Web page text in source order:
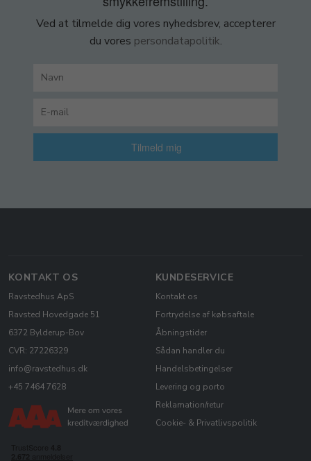
Ved at tilmelde dig vores nyhedsbrev, accepterer
du vores persondatapolitik.
Tilmeld mig
KONTAKT OS
Ravstedhus ApS
Ravsted Hovedgade 51
6372 Bylderup-Bov
CVR: 27226329
info@ravstedhus.dk
+45 7464 7628
KUNDESERVICE
Kontakt os
Fortrydelse af købsaftale
Åbningstider
Sådan handler du
Handelsbetingelser
Levering og porto
Reklamation/retur
Cookie- & Privatlivspolitik